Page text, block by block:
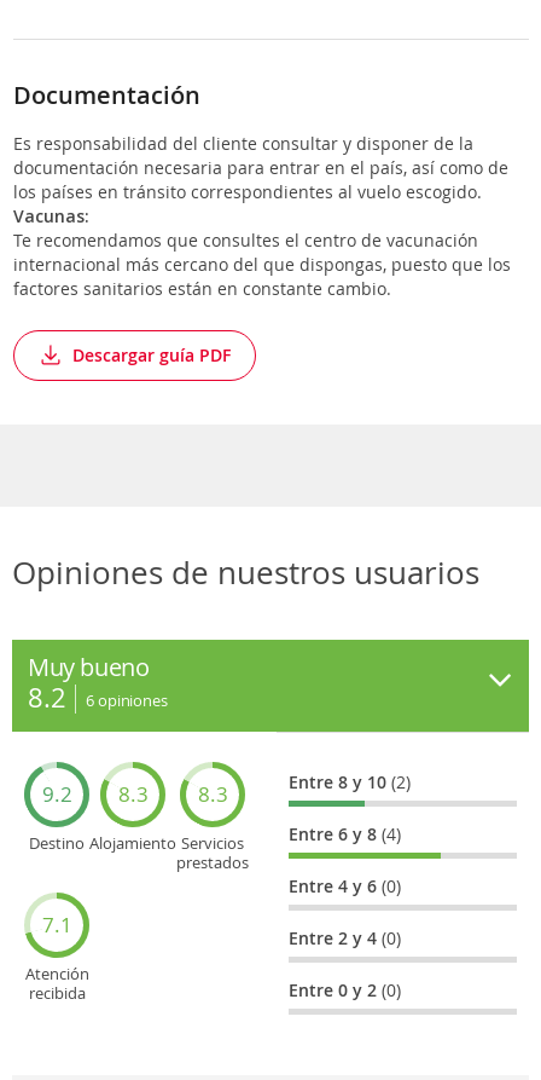
Documentación
Es responsabilidad del cliente consultar y disponer de la
documentación necesaria para entrar en el país, así como de
los países en tránsito correspondientes al vuelo escogido.
Vacunas:
Te recomendamos que consultes el centro de vacunación
internacional más cercano del que dispongas, puesto que los
factores sanitarios están en constante cambio.
Descargar guía PDF
Opiniones de nuestros usuarios
Muy bueno
8.2 6opiniones
9.2
Destino
8.3
Alojamiento
8.3
Servicios
prestados
7.1
Atención
recibida
Entre 8 y 10(2)
Entre 6 y 8(4)
Entre 4 y 6(0)
Entre 2 y 4(0)
Entre 0 y 2(0)